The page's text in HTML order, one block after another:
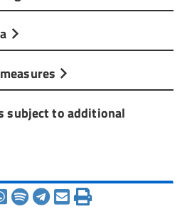
subject to additional